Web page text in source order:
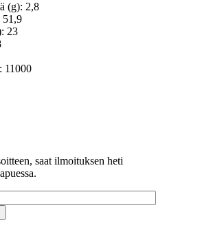
(g): 2,8
51,9
23
11000
saat ilmoituksen heti